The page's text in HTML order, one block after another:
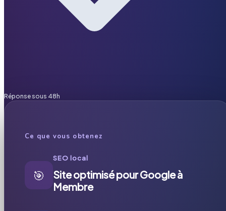
Réponse sous 48h
Ce que vous obtenez
🎯
SEO local
Site optimisé pour Google à
Membre